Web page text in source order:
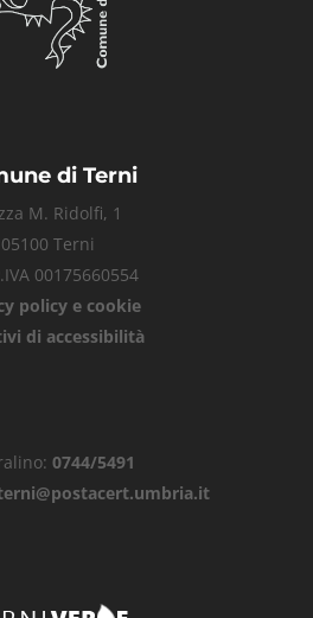
di Terni
M. Ridolfi, 1
05100 Terni
00175660554
policy e cookie
di accessibilità
0744/5491